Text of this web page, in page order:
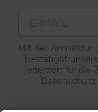
Mit der
bestätigst
jederzeit für die
Datenschutz